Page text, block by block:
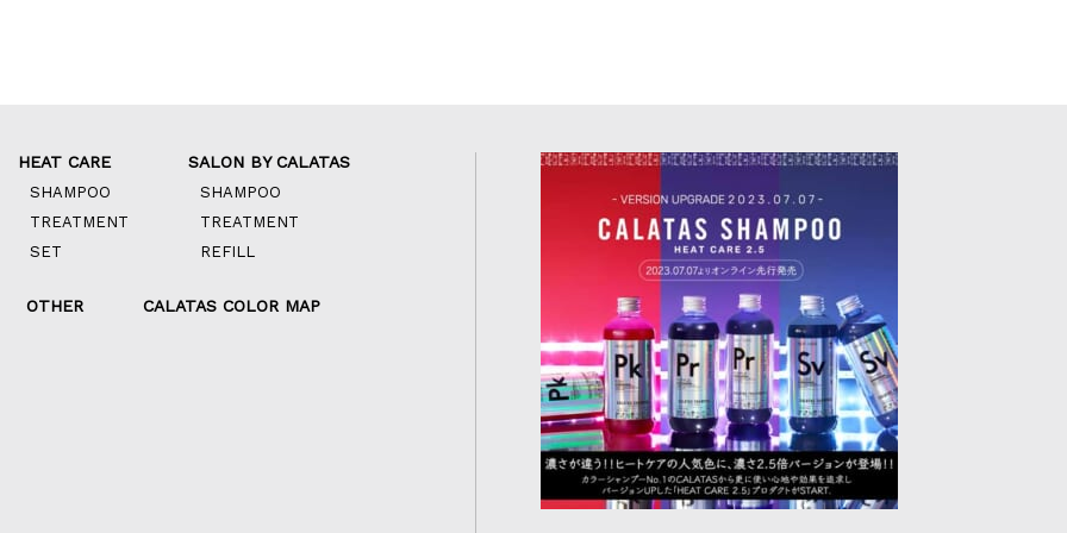
HEAT CARE
SHAMPOO
TREATMENT
SET
SALON BY CALATAS
SHAMPOO
TREATMENT
REFILL
OTHER CALATAS COLOR MAP